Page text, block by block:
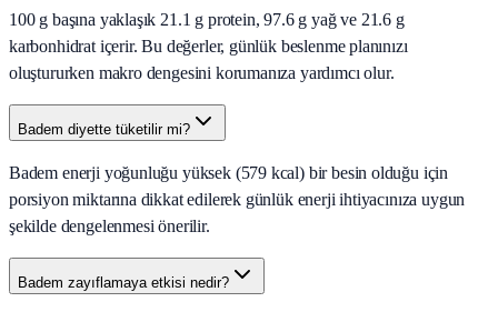
100 g başına yaklaşık 21.1 g protein, 97.6 g yağ ve 21.6 g
karbonhidrat içerir. Bu değerler, günlük beslenme planınızı
oluştururken makro dengesini korumanıza yardımcı olur.
Badem diyette tüketilir mi?
Badem enerji yoğunluğu yüksek (579 kcal) bir besin olduğu için
porsiyon miktarına dikkat edilerek günlük enerji ihtiyacınıza uygun
şekilde dengelenmesi önerilir.
Badem zayıflamaya etkisi nedir?